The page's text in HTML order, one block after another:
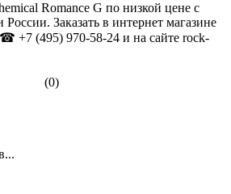
Romance G по низкой цене с
Заказать в интернет магазине
+7 (495) 970-58-24 и на сайте rock-
(0)